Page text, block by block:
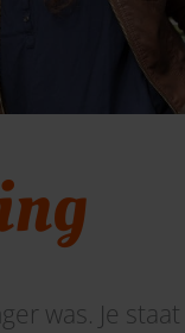
was. Je staat